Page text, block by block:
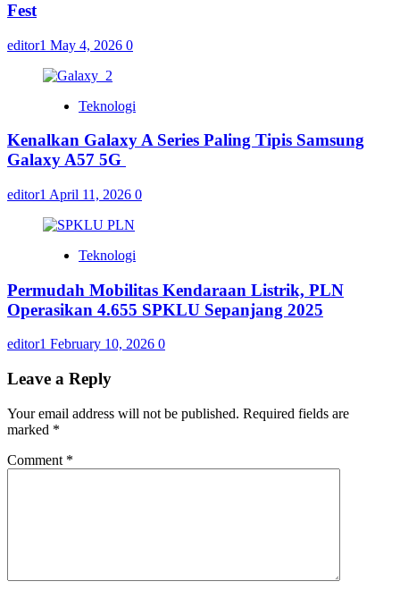
Fest
editor1 May 4, 2026 0
Teknologi
Kenalkan Galaxy A Series Paling Tipis Samsung
Galaxy A57 5G
editor1 April 11, 2026 0
Teknologi
Permudah Mobilitas Kendaraan Listrik, PLN
Operasikan 4.655 SPKLU Sepanjang 2025
editor1 February 10, 2026 0
Leave a Reply
Your email address will not be published. Required fields are
marked *
Comment *